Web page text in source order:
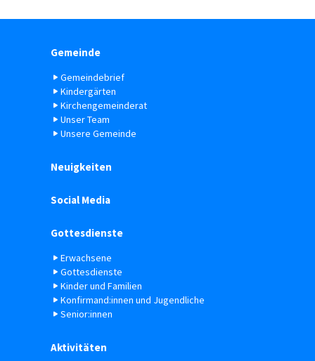
Gemeinde
Gemeindebrief
Kindergärten
Kirchengemeinderat
Unser Team
Unsere Gemeinde
Neuigkeiten
Social Media
Gottesdienste
Erwachsene
Gottesdienste
Kinder und Familien
Konfirmand:innen und Jugendliche
Senior:innen
Aktivitäten